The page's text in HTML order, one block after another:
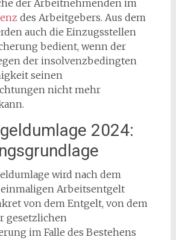
der Arbeitnehmenden im
des Arbeitgebers. Aus dem
auch die Einzugsstellen
bedient, wenn der
der insolvenzbedingten
seinen
nicht mehr
2024:
wird nach dem
Arbeitsentgelt
von dem Entgelt, von dem
gesetzlichen
im Falle des Bestehens